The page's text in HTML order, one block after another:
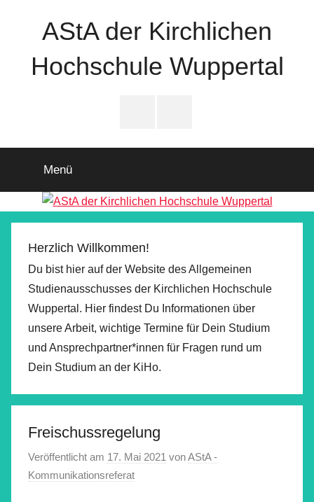
AStA der Kirchlichen
Hochschule Wuppertal
Menü
Herzlich Willkommen!
Du bist hier auf der Website des Allgemeinen
Studienausschusses der Kirchlichen Hochschule
Wuppertal. Hier findest Du Informationen über
unsere Arbeit, wichtige Termine für Dein Studium
und Ansprechpartner*innen für Fragen rund um
Dein Studium an der KiHo.
Freischussregelung
Veröffentlicht am 17. Mai 2021 vonAStA -
Kommunikationsreferat